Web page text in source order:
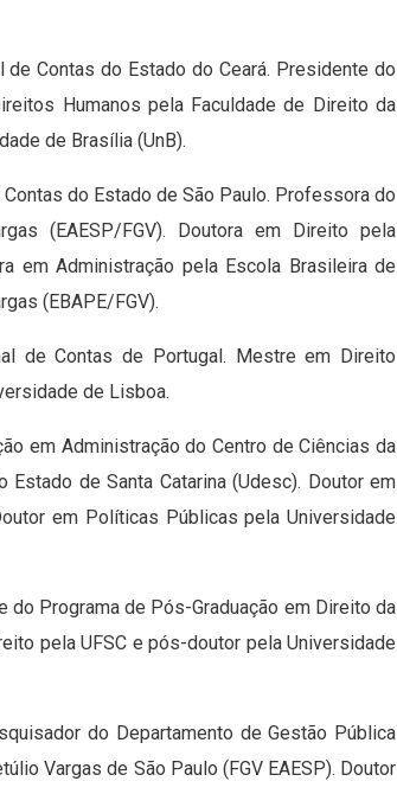
Contas do Estado do Ceará. Presidente do
Humanos pela Faculdade de Direito da
de Brasília (UnB).
do Estado de São Paulo. Professora do
(EAESP/FGV). Doutora em Direito pela
em Administração pela Escola Brasileira de
(EBAPE/FGV).
de Contas de Portugal. Mestre em Direito
de Lisboa.
em Administração do Centro de Ciências da
de Santa Catarina (Udesc). Doutor em
em Políticas Públicas pela Universidade
Programa de Pós-Graduação em Direito da
pela UFSC e pós-doutor pela Universidade
do Departamento de Gestão Pública
Vargas de São Paulo (FGV EAESP). Doutor